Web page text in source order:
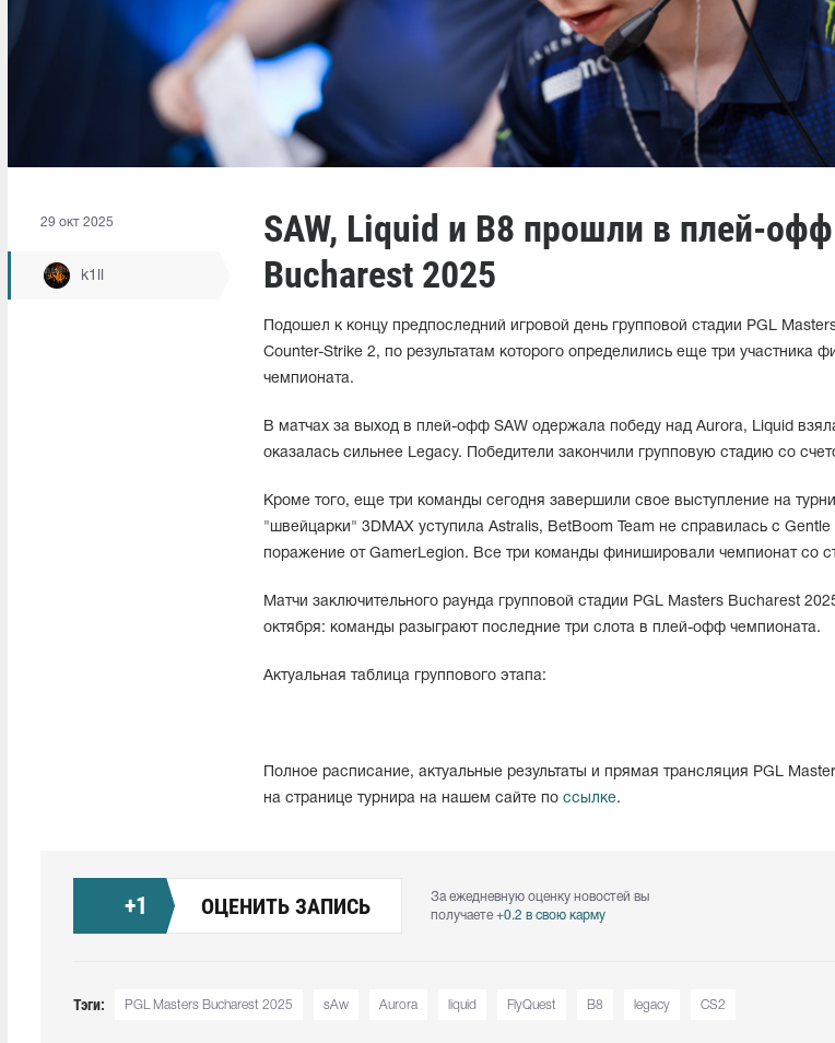
29 окт 2025
k1ll
SAW, Liquid и B8 прошли в плей-
Bucharest 2025
Подошел к концу предпоследний игровой день групповой стадии PGL
Counter-Strike 2, по результатам которого определились еще три участника
чемпионата.
В матчах за выход в плей-офф SAW одержала победу над Aurora, Liquid
оказалась сильнее Legacy. Победители закончили групповую стадию со
Кроме того, еще три команды сегодня завершили свое выступление на
"швейцарки" 3DMAX уступила Astralis, BetBoom Team не справилась с
поражение от GamerLegion. Все три команды финишировали чемпионат со
Матчи заключительного раунда групповой стадии PGL Masters Bucharest
октября: команды разыграют последние три слота в плей-офф чемпионата.
Актуальная таблица группового этапа:
Полное расписание, актуальные результаты и прямая трансляция PGL
на странице турнира на нашем сайте по ссылке.
+1 ОЦЕНИТЬ ЗАПИСЬ
За ежедневную оценку новостей вы
получаете +0.2 в свою карму
Тэги: PGL Masters Bucharest 2025 sAw Aurora liquid FlyQuest B8 legacy CS2